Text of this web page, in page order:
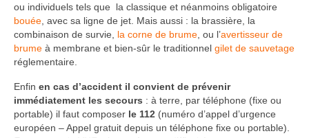
ou individuels tels que la classique et néanmoins obligatoire
bouée , avec sa ligne de jet. Mais aussi : la brassière, la
combinaison de survie, la corne de brume , ou l’avertisseur de
brume à membrane et bien-sûr le traditionnel gilet de sauvetage
réglementaire.
Enfin en cas d’accident il convient de prévenir
immédiatement les secours : à terre, par téléphone (fixe ou
portable) il faut composer le 112 (numéro d’appel d’urgence
européen – Appel gratuit depuis un téléphone fixe ou portable).